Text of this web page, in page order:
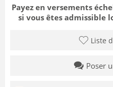
Payez en versements
si vous êtes admissible
Liste
Poser